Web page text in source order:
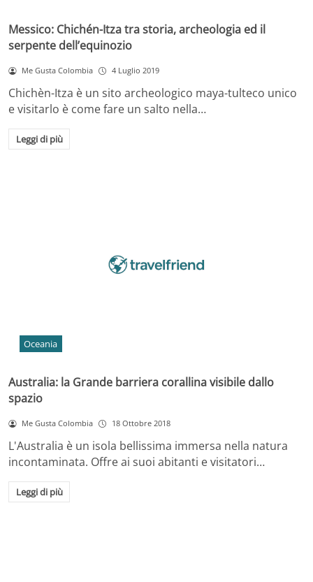
Messico: Chichén-Itza tra storia, archeologia ed il
serpente dell’equinozio
Me Gusta Colombia 4 Luglio 2019
Chichèn-Itza è un sito archeologico maya-tulteco unico
e visitarlo è come fare un salto nella…
Leggi di più
Oceania
Australia: la Grande barriera corallina visibile dallo
spazio
Me Gusta Colombia 18 Ottobre 2018
L'Australia è un isola bellissima immersa nella natura
incontaminata. Offre ai suoi abitanti e visitatori…
Leggi di più